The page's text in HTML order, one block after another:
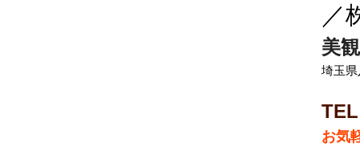
／
美
埼玉
お気